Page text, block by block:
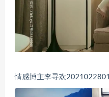
情感博主李寻欢2021022801